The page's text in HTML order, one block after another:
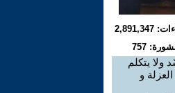
757
ولا يتكلم
و